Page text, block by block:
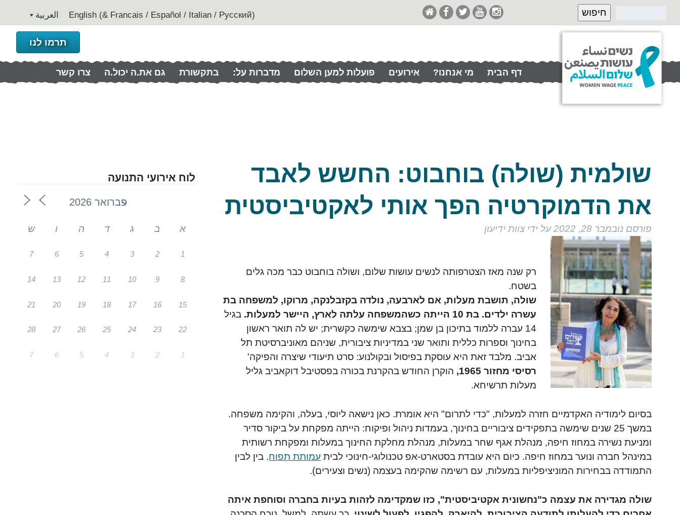
(English (& Francais / Español / Italian / Pусский العربية
תרמו לנו
דף הבית מי אנחנו? אירועים פועלות למען השלום מדברות על: בתקשורת גם את.ה יכול.ה צרו קשר
שולמית (שולה) בוחבוט: החשש לאבד
את הדמוקרטיה הפך אותי לאקטיביסטית
פורסם נובמבר 28, 2022 על ידי צוות ידיעון
רק שנה מאז הצטרפותה לנשים עושות שלום, ושולה בוחבוט כבר מכה גלים
בשטח.
שולה, תושבת מעלות, אם לארבעה, נולדה בקזבלנקה, מרוקו, למשפחה בת
עשרה ילדים. בת 10 הייתה כשהמשפחה עלתה לארץ, היישר למעלות.
בגיל
14 עברה ללמוד בתיכון בן שמן; בצבא שימשה כקשרית; יש לה תואר ראשון
בחינוך וספרות כללית ותואר שני במדיניות ציבורית, שניהם מאוניברסיטת תל
אביב. מלבד זאת היא עוסקת בפיסול ובקולנוע: סרט תיעודי שיצרה והפיקה'
רסיסי מחזור 1965,
הוקרן החודש בהקרנת בכורה בפסטיבל דוקאביב גליל
מעלות תרשיחא.
בסיום לימודיה האקדמיים חזרה למעלות, "כדי לתרום" היא אומרת. כאן נישאה ליוסי, בעלה, והקימה משפחה.
במשך 25 שנים שימשה בתפקידים ציבוריים בחינוך, בעמדות ניהול ופיקוח: הייתה מפקחת על ביקור סדיר
ומניעת נשירה במחוז חיפה, מנהלת אגף שחר במעלות, מנהלת מחלקת החינוך במעלות ומפקחת רשותית
במינהל חברה ונוער במחוז חיפה. כיום היא עובדת בסטארט-אפ טכנולוגי-חינוכי לבית עמותת תפוח. בין לבין
התמודדה בבחירות המוניציפליות במעלות, עם רשימה שהקימה בעצמה (נשים וצעירים).
שולה מגדירה את עצמה כ"נחשונית אקטיביסטית", כזו שמקדימה לזהות בעיות בחברה וסוחפת איתה
לוח אירועי התנועה
א ב ג ד ה ו ש
1
2
3
4
5
6
7
8
9
10
11
12
13
14
15
16
17
18
19
20
21
22
23
24
25
26
27
28
1
2
3
4
5
6
7